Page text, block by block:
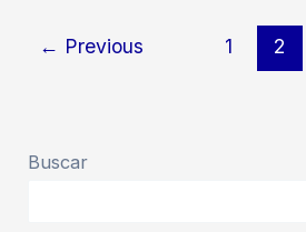
← Previous 1 2
Buscar